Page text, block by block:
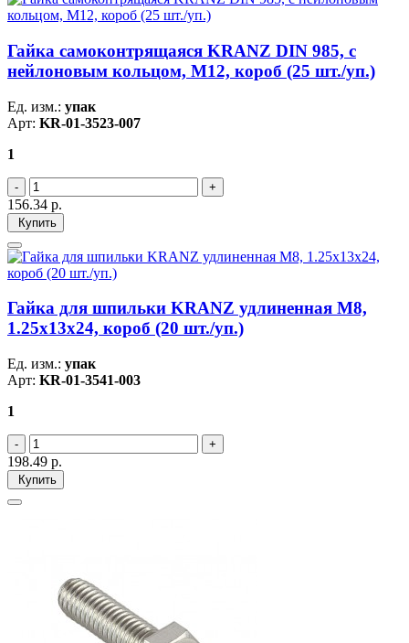
Гайка самоконтрящаяся KRANZ DIN 985, с
нейлоновым кольцом, M12, короб (25 шт./уп.)
Ед. изм.: упак
Арт: KR-01-3523-007
1
156.34 р.
Купить
Гайка для шпильки KRANZ удлиненная М8,
1.25х13х24, короб (20 шт./уп.)
Ед. изм.: упак
Арт: KR-01-3541-003
1
198.49 р.
Купить